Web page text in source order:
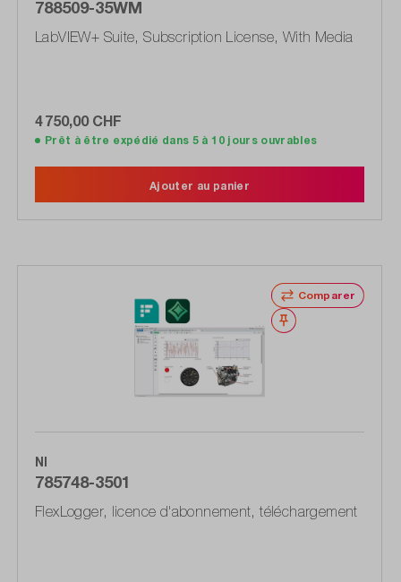
788509-35WM
LabVIEW+ Suite, Subscription License, With Media
4 750,00 CHF
Prêt à être expédié dans 5 à 10 jours ouvrables
Ajouter au panier
Comparer
Noter
NI
785748-3501
FlexLogger, licence d'abonnement, téléchargement